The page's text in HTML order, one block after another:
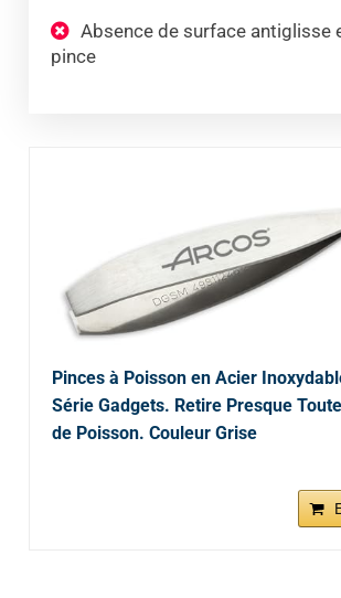
Absence de surface antiglisse
pince
Pinces à Poisson en Acier
Série Gadgets. Retire Presque
de Poisson. Couleur Grise